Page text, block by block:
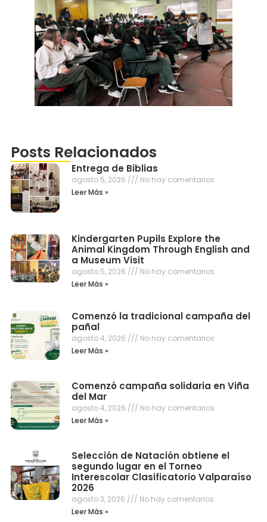
Posts Relacionados
Entrega de Biblias
agosto 5, 2026
No hay comentarios
Leer Más »
Kindergarten Pupils Explore the
Animal Kingdom Through English and
a Museum Visit
agosto 5, 2026
No hay comentarios
Leer Más »
Comenzó la tradicional campaña del
pañal
agosto 4, 2026
No hay comentarios
Leer Más »
Comenzó campaña solidaria en Viña
del Mar
agosto 4, 2026
No hay comentarios
Leer Más »
Selección de Natación obtiene el
segundo lugar en el Torneo
Interescolar Clasificatorio Valparaíso
2026
agosto 3, 2026
No hay comentarios
Leer Más »